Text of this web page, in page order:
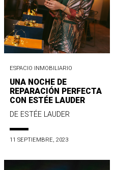
ESPACIO INMOBILIARIO
UNA NOCHE DE
REPARACIÓN PERFECTA
CON ESTÉE LAUDER
DE ESTÉE LAUDER
11 SEPTIEMBRE, 2023